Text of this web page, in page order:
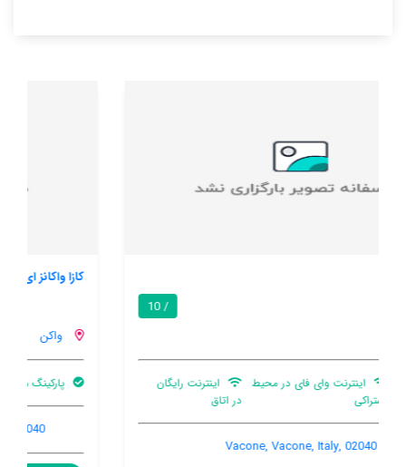
پارکینگ ماشین
Via dei Casali 11, Vacone, Vacone, Italy, 02040